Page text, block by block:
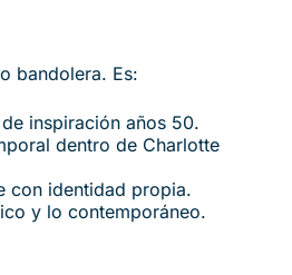
bandolera. Es:
inspiración años 50.
dentro de Charlotte
con identidad propia.
y lo contemporáneo.